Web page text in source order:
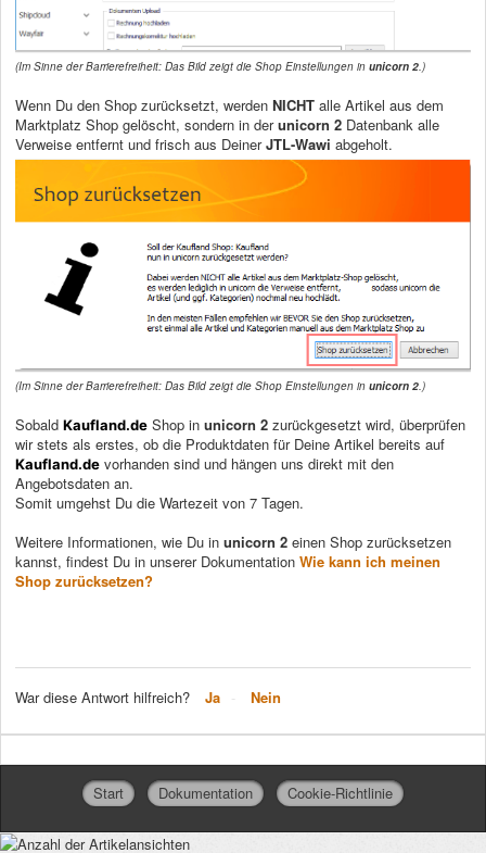
(Im Sinne der Barrierefreiheit: Das Bild zeigt die Shop Einstellungen in unicorn 2.)
Wenn Du den Shop zurücksetzt, werden NICHT alle Artikel aus dem
Marktplatz Shop gelöscht, sondern in derunicorn 2 Datenbank alle
Verweise entfernt und frisch aus DeinerJTL-Wawi abgeholt.
(Im Sinne der Barrierefreiheit: Das Bild zeigt die Shop Einstellungen in unicorn 2.)
Sobald Kaufland.de Shop in unicorn 2 zurückgesetzt wird, überprüfen
wir stets als erstes, ob die Produktdaten für Deine Artikel bereits auf
Kaufland.de vorhanden sind und hängen uns direkt mit den
Angebotsdaten an.
Somit umgehst Du die Wartezeit von 7 Tagen.
Weitere Informationen, wie Du in unicorn 2 einen Shop zurücksetzen
kannst, findest Du in unserer Dokumentation Wie kann ich meinen
Shop zurücksetzen?
War diese Antwort hilfreich? Ja Nein
Start Dokumentation Cookie-Richtlinie